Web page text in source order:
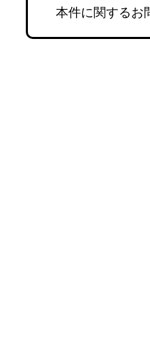
本件に関するお